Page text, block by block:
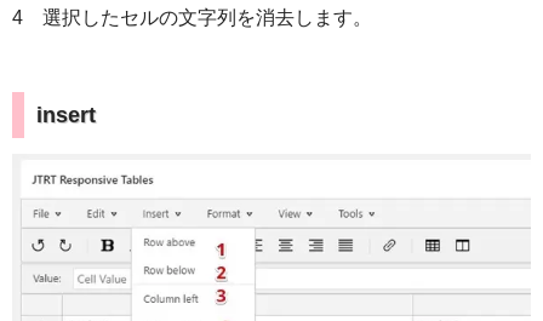
4 選択したセルの文字列を消去します。
insert